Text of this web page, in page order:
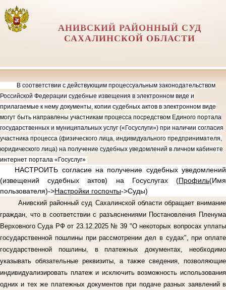
АНИВСКИЙ РАЙОННЫЙ СУД
САХАЛИНСКОЙ ОБЛАСТИ
В соответствии с действующим процессуальным законодательством
Российской Федерации судебные извещения в электронном виде и
прилагаемые к нему документы, копии судебных актов в электронном виде
могут быть направлены участникам процесса посредством Единого портала
государственных и муниципальных услуг («Госуслуги») при наличии согласия
участника процесса (физического лица, индивидуального предпринимателя,
юридического лица) на получение судебных уведомлений в личном кабинете
интернет портала «Госуслуг»
НАСТРОИТЬ согласие на получение судебных уведомлений
(извещений судебных актов) на Госуслугах (Профиль(Имя
пользователя)->Настройки госпочты->Суды)
Анивский районный суд Сахалинской области обращает внимание
граждан, что в соответствии с разъяснениями Постановления Пленума
Верховного Суда РФ от 23.12.2025 № 39 "О некоторых вопросах уплаты
государственной пошлины при рассмотрении дел в судах", при оплате
государственной пошлины, в платежных документах, необходимо
указывать обязательные реквизиты, а также сведения, позволяющие
индивидуализировать платеж и исключить возможность использования
одних и тех же платежных документов при подаче разных заявлений в